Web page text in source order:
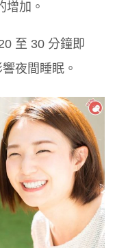
增加。
至 30 分鐘即
夜間睡眠。